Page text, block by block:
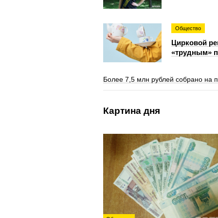
Общество
Цирковой
«трудным»
Более 7,5 млн рублей собрано на
Картина дня